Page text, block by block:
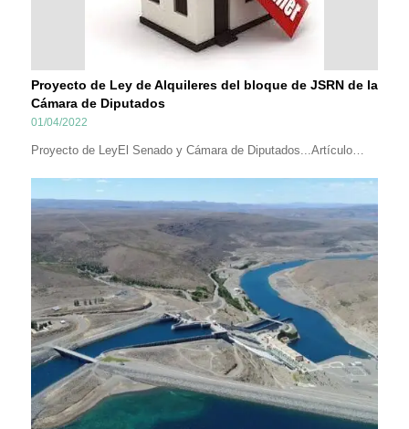
Proyecto de Ley de Alquileres del bloque de JSRN de la
Cámara de Diputados
01/04/2022
Proyecto de LeyEl Senado y Cámara de Diputados...Artículo…